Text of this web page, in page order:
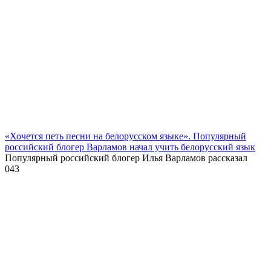
«Хочется петь песни на белорусском языке». Популярный
российский блогер Варламов начал учить белорусский язык
Популярный российский блогер Илья Варламов рассказал
043